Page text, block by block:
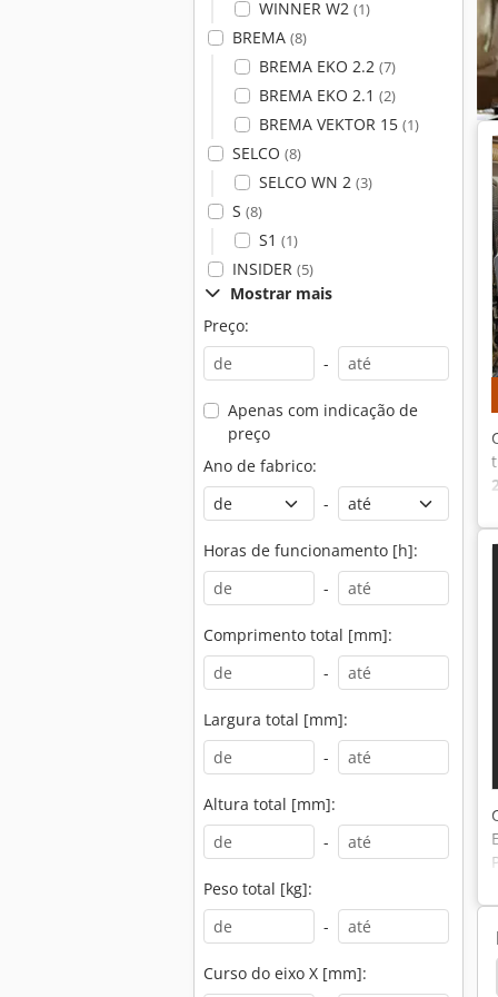
WINNER W2 (1)
BREMA (8)
BREMA EKO 2.2 (7)
BREMA EKO 2.1 (2)
BREMA VEKTOR 15 (1)
SELCO (8)
SELCO WN 2 (3)
S (8)
S1 (1)
INSIDER (5)
Mostrar mais
Preço:
-
Apenas com indicação de
preço
Ano de fabrico:
-
Horas de funcionamento [h]:
-
Comprimento total [mm]:
-
Largura total [mm]:
-
Altura total [mm]:
-
Peso total [kg]:
-
Curso do eixo X [mm]:
Maka Masterwood Winner